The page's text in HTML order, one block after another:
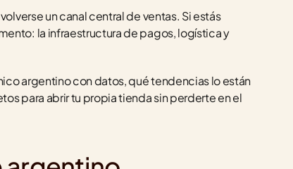
un canal central de ventas. Si estás
la infraestructura de pagos, logística y
argentino con datos, qué tendencias lo están
para abrir tu propia tienda sin perderte en el